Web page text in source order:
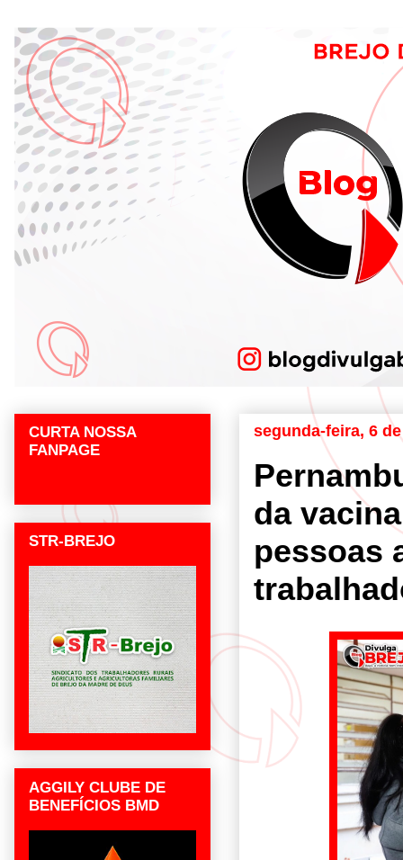
segunda-feira, 6
da
pessoas
CURTA NOSSA
FANPAGE
STR-BREJO
AGGILY CLUBE DE
BENEFÍCIOS BMD